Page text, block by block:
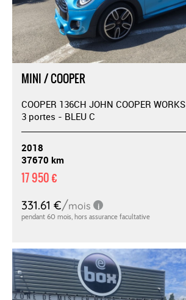
MINI / COOPER
COOPER 136CH JOHN COOPER
3 portes - BLEU C
2018
37670 km
17 950 €